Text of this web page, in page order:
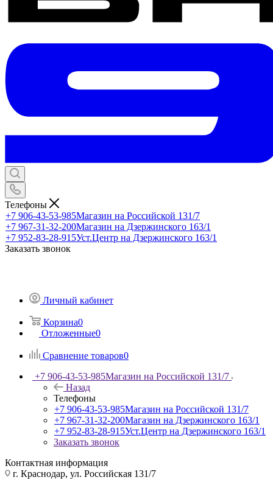
Телефоны
+7 906-43-53-985Магазин на Российской 131/7
+7 967-31-32-200Магазин на Дзержинского 163/1
+7 952-83-28-915Уст.Центр на Дзержинского 163/1
Заказать звонок
Личный кабинет
Корзина0
Отложенные0
Сравнение товаров0
+7 906-43-53-985Магазин на Российской 131/7
Назад
Телефоны
+7 906-43-53-985Магазин на Российской 131/7
+7 967-31-32-200Магазин на Дзержинского 163/1
+7 952-83-28-915Уст.Центр на Дзержинского 163/1
Заказать звонок
Контактная информация
г. Краснодар, ул. Российская 131/7